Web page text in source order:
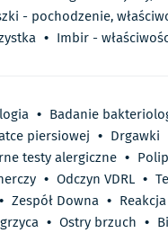
- pochodzenie,
• Imbir -
• Badanie
piersiowej • Drgawki
testy alergiczne •
• Odczyn VDRL •
• Zespół Downa •
• Ostry brzuch •